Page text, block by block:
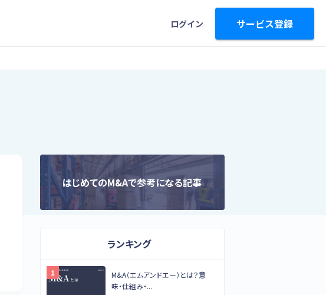
ログイン サービス登録
はじめてのM&Aで参考になる記事
ランキング
M&A（エムアンドエー）とは？意
味・仕組み・...